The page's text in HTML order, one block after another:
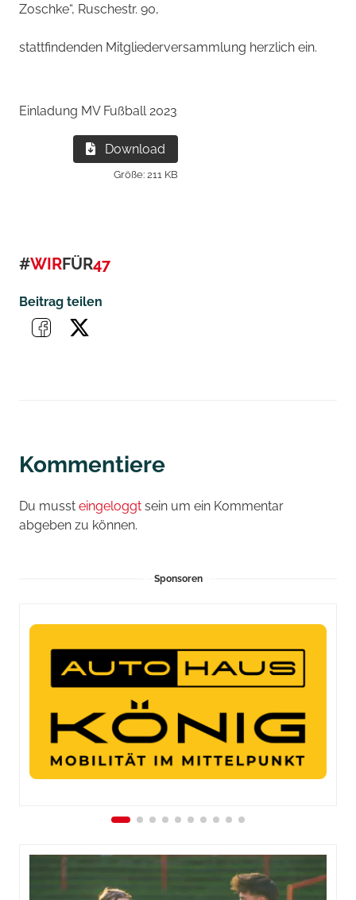
Zoschke“, Ruschestr. 90,
stattfindenden Mitgliederversammlung herzlich ein.
Einladung MV Fußball 2023
Download
Größe: 211 KB
#WIRFÜR47
Beitrag teilen
Kommentiere
Du musst eingeloggt sein um ein Kommentar
abgeben zu können.
Sponsoren